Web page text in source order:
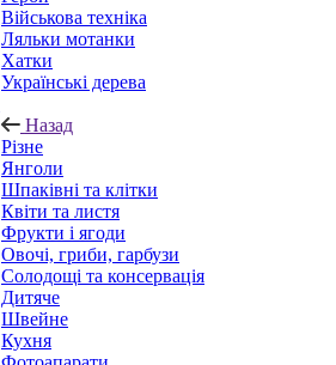
Військова техніка
Ляльки мотанки
Хатки
Українські дерева
Назад
Різне
Янголи
Шпаківні та клітки
Квіти та листя
Фрукти і ягоди
Овочі, гриби, гарбузи
Солодощі та консервація
Дитяче
Швейне
Кухня